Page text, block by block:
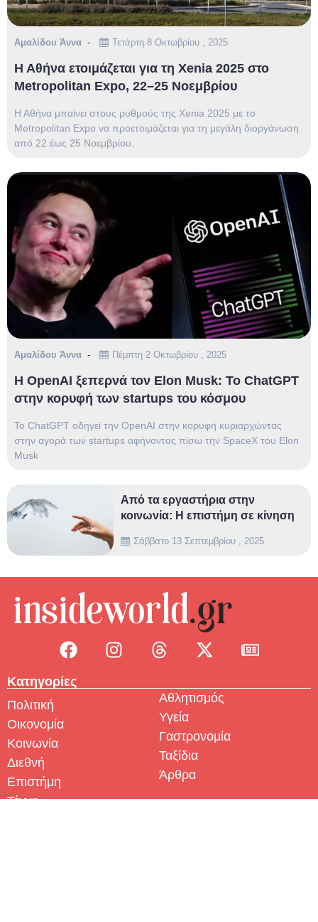
Αμαλίδου Άννα Τετάρτη 8 Οκτωβρίου , 2025
Η Αθήνα ετοιμάζεται για τη Xenia 2025 στο
Metropolitan Expo, 22–25 Νοεμβρίου
Η Αθήνα μπαίνει στους ρυθμούς της Xenia 2025 με το
Metropolitan Expo να προετοιμάζεται για τη μεγάλη διοργάνωση
από 22 έως 25 Νοεμβρίου.
Αμαλίδου Άννα Πέμπτη 2 Οκτωβρίου , 2025
Η OpenAI ξεπερνά τον Elon Musk: Το ChatGPT
στην κορυφή των startups του κόσμου
Το ChatGPT οδηγεί την OpenAI στην κορυφή κυριαρχώντας
στην αγορά των startups αφήνοντας πίσω την SpaceX του Elon
Musk
Σάββατο 13 Σεπτεμβρίου , 2025
Από τα εργαστήρια στην
κοινωνία: Η επιστήμη σε κίνηση
Κατηγορίες
Πολιτική
Οικονομία
Κοινωνία
Διεθνή
Επιστήμη
Τέχνη
Αθλητισμός
Υγεία
Γαστρονομία
Ταξίδια
Άρθρα